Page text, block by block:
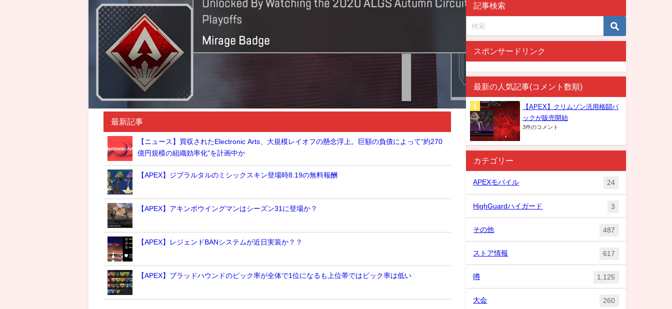
最新記事
【ニュース】買収されたElectronic Arts、大規模レイオフの懸念浮上。巨額の負債によって“約270
億円規模の組織効率化”を計画中か
【APEX】ジブラルタルのミシックスキン登場時8.19の無料報酬
【APEX】アキンボウイングマンはシーズン31に登場か？
【APEX】レジェンドBANシステムが近日実装か？？
【APEX】ブラッドハウンドのピック率が全体で1位になるも上位帯ではピック率は低い
記事検索
スポンサードリンク
最新の人気記事(コメント数順)
【APEX】クリムゾン汎用格闘パ
ックが販売開始
3件のコメント
カテゴリー
APEXモバイル 24
HighGuardハイガード 3
その他 487
ストア情報 617
噂 1,125
大会 260